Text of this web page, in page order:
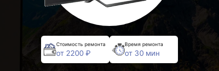
Стоимость ремонта
от 2200 ₽
Время ремонта
от 30 мин